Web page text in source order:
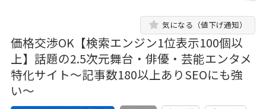
価格交渉OK【検索エンジン1位表示100個以
上】話題の2.5次元舞台・俳優・芸能エンタメ
特化サイト〜記事数180以上ありSEOにも強
い〜
気になる（値下げ通知）